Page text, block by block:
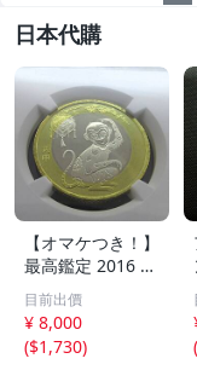
日本代購
【オマケつき！】
最高鑑定 2016 中
国 10元 申年 猿
バイメタル NGC
MS69PL プルーフ
ライク 初期発行
目前出價
¥ 8,000
($1,730)
(